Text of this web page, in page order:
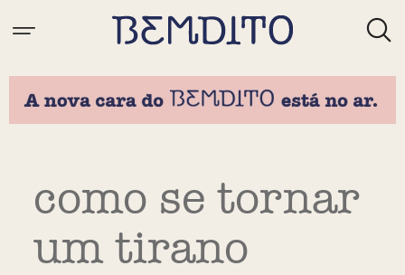
como se tornar
um tirano